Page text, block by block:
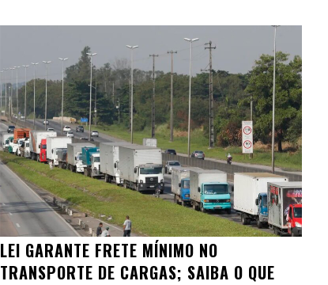
LEI GARANTE FRETE MÍNIMO NO
TRANSPORTE DE CARGAS; SAIBA O QUE